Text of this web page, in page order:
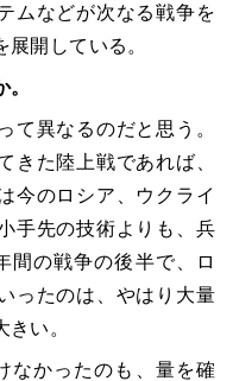
ムなどが次なる戦争を
開している。
て異なるのだと思う。
きた陸上戦であれば、
今のロシア、ウクライ
手先の技術よりも、兵
間の戦争の後半で、ロ
ったのは、やはり大量
い。
なかったのも、量を確